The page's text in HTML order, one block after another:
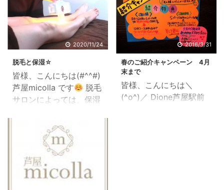
気になりはじめます。 最
近では体験が昔と違いお
身体全身脱毛よりも部分
脱毛が、多い気がしま
毛です。 VIO脱毛とはデ
リケートゾーンのムダ毛
処理の事です。 そして
VIO脱毛には2種類ありま
ハイジニーナです。 形を
残して整えるセミハイジ
ニーナと全く毛を無くす
ハイジニーナになりま
す。 どちらが多いか、最
ートの人や新しい事を始
めた人も少し気持ちが落
ち着いてきて 疲れが出て
きたりしていませんか？
少し安心して気が抜けて
しまうと 体調を崩す原因
になります。 お肌もそう
です
3月に新発売し
た、MT コントアセラム
2020/11/24
脱毛と保湿☆
皆様、こんにちは(#^^#)
芦屋micolla です
脱毛
サロンによっては、保湿
もありますが、脱毛部位
は積極的に保湿するよう
にしましょう。 肌の水分
量が上がれば上がるほ
ど、光やレーザーが通り
2016/3/31
春のご紹介キャンペーン 4月
末まで
皆様、こんにちは＼
(^o^)／ Dione芦屋駅前